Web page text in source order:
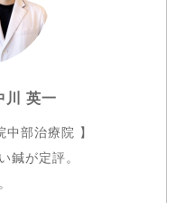
川 英一
中部治療院 】
鍼が定評。